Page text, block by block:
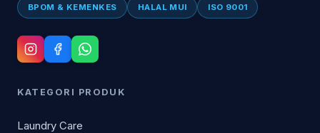
BPOM & KEMENKES HALAL MUI ISO 9001
KATEGORI PRODUK
Laundry Care